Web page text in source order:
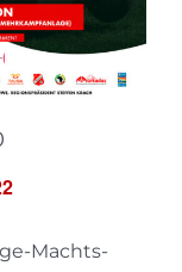
Machts-